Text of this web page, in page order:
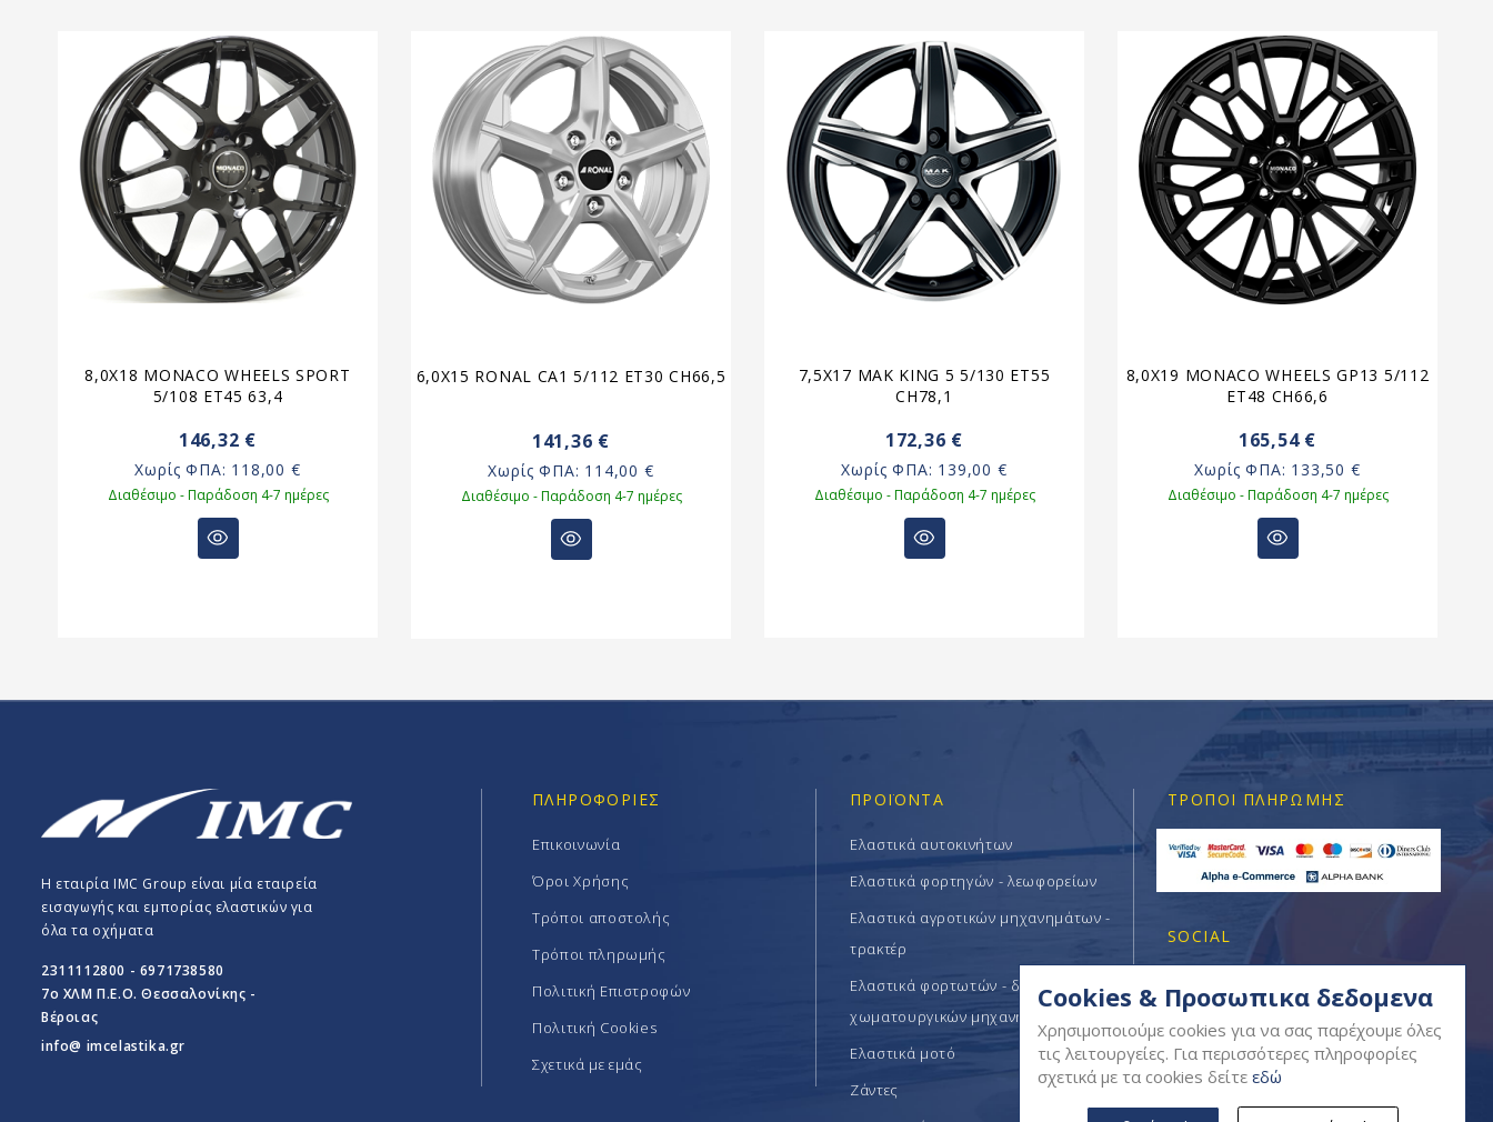
8,0X18 MONACO WHEELS SPORT
5/108 ET45 63,4
146,32 €
Χωρίς ΦΠΑ: 118,00 €
Διαθέσιμο - Παράδοση 4-7 ημέρες
6,0X15 RONAL CA1 5/112 ET30 CH66,5
141,36 €
Χωρίς ΦΠΑ: 114,00 €
Διαθέσιμο - Παράδοση 4-7 ημέρες
7,5X17 MAK KING 5 5/130 ET55
CH78,1
172,36 €
Χωρίς ΦΠΑ: 139,00 €
Διαθέσιμο - Παράδοση 4-7 ημέρες
8,0X19 MONACO WHEELS GP13 5/112
ET48 CH66,6
165,54 €
Χωρίς ΦΠΑ: 133,50 €
Διαθέσιμο - Παράδοση 4-7 ημέρες
Η εταιρία IMC Group είναι μία εταιρεία
εισαγωγής και εμπορίας ελαστικών για
όλα τα οχήματα
2311112800 - 6971738580
7o ΧΛΜ Π.E.O. Θεσσαλονίκης -
Βέροιας
info@ imcelastika.gr
ΠΛΗΡΟΦΟΡΊΕΣ
Επικοινωνία
Όροι Χρήσης
Τρόποι αποστολής
Τρόποι πληρωμής
Πολιτική Επιστροφών
Πολιτική Cookies
Σχετικά με εμάς
ΠΡΟΪΟΝΤΑ
Ελαστικά αυτοκινήτων
Ελαστικά φορτηγών - λεωφορείων
Ελαστικά αγροτικών μηχανημάτων -
τρακτέρ
Ελαστικά φορτωτών - δομικών -
χωματουργικών μηχανημάτων
Ελαστικά μοτό
Ζάντες
ΤΡΌΠΟΙ ΠΛΗΡΩΜΉΣ
SOCIAL
Cookies & Προσωπικα δεδομενα
Χρησιμοποιούμε cookies για να σας παρέχουμε όλες
τις λειτουργείες. Για περισσότερες πληροφορίες
σχετικά με τα cookies δείτε εδώ